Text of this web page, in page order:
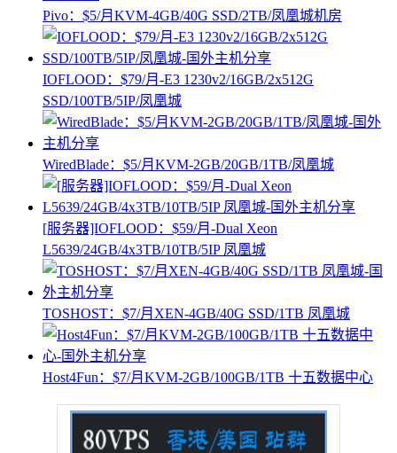
Pivo：$5/月KVM-4GB/40G SSD/2TB/凤凰城机房
IOFLOOD：$79/月-E3 1230v2/16GB/2x512G
SSD/100TB/5IP/凤凰城
WiredBlade：$5/月KVM-2GB/20GB/1TB/凤凰城
[服务器]IOFLOOD：$59/月-Dual Xeon
L5639/24GB/4x3TB/10TB/5IP 凤凰城
TOSHOST：$7/月XEN-4GB/40G SSD/1TB 凤凰城
Host4Fun：$7/月KVM-2GB/100GB/1TB 十五数据中心